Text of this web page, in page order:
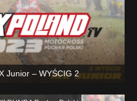
Junior – WYŚCIG 2